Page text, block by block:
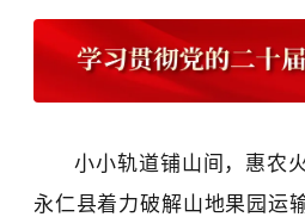
小小轨道铺山间，惠农
永仁县着力破解山地果园运